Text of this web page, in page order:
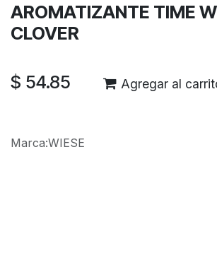
AROMATIZANTE TIME
CLOVER
$ 54.85 Agregar al
Marca:WIESE